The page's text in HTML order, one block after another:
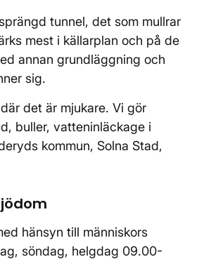
tunnel, det som mullrar
mest i källarplan och på de
annan grundläggning och
sig.
det är mjukare. Vi gör
buller, vatteninläckage i
kommun, Solna Stad,
hänsyn till människors
söndag, helgdag 09.00-